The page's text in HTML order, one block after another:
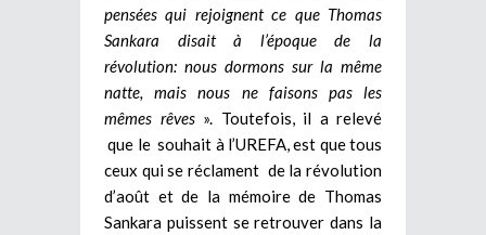
pensées qui rejoignent ce que Thomas
Sankara disait à l’époque de la
révolution: nous dormons sur la même
natte, mais nous ne faisons pas les
mêmes rêves ». Toutefois, il a relevé
que le souhait à l’UREFA, est que tous
ceux qui se réclament de la révolution
d’août et de la mémoire de Thomas
Sankara puissent se retrouver dans la